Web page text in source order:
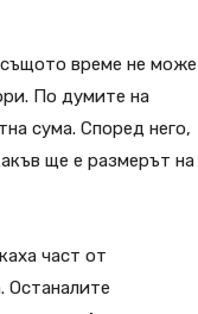
време не може
По думите на
сума. Според него,
ще е размерът на
част от
Останалите